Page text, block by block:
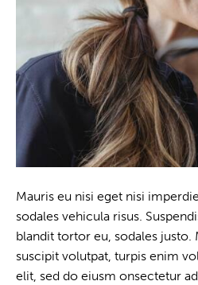
Mauris eu nisi eget nisi
sodales vehicula risus.
blandit tortor eu, sodales
suscipit volutpat, turpis enim
elit, sed do eiusm onsectetur